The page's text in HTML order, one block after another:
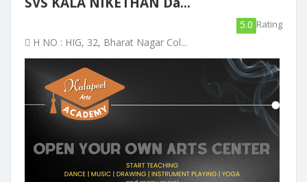
5.0 Rating
H NO : HIG, 32, Bharat Nagar Col...